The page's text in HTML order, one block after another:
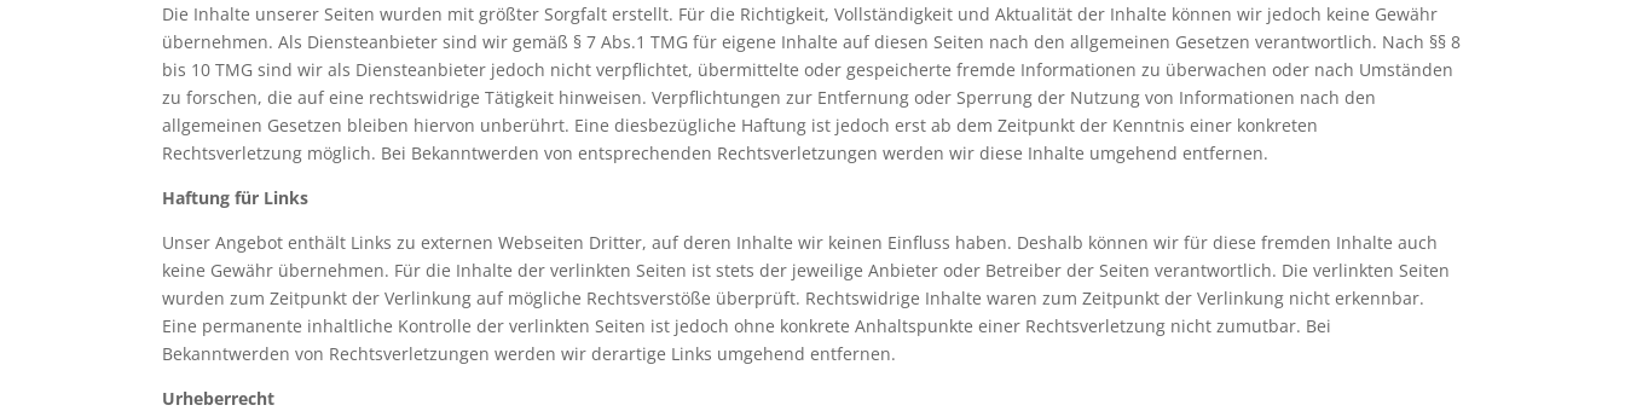
Die Inhalte unserer Seiten wurden mit größter Sorgfalt erstellt. Für die Richtigkeit, Vollständigkeit und Aktualität der Inhalte können wir jedoch keine Gewähr
übernehmen. Als Diensteanbieter sind wir gemäß § 7 Abs.1 TMG für eigene Inhalte auf diesen Seiten nach den allgemeinen Gesetzen verantwortlich. Nach §§ 8
bis 10 TMG sind wir als Diensteanbieter jedoch nicht verpflichtet, übermittelte oder gespeicherte fremde Informationen zu überwachen oder nach Umständen
zu forschen, die auf eine rechtswidrige Tätigkeit hinweisen. Verpflichtungen zur Entfernung oder Sperrung der Nutzung von Informationen nach den
allgemeinen Gesetzen bleiben hiervon unberührt. Eine diesbezügliche Haftung ist jedoch erst ab dem Zeitpunkt der Kenntnis einer konkreten
Rechtsverletzung möglich. Bei Bekanntwerden von entsprechenden Rechtsverletzungen werden wir diese Inhalte umgehend entfernen.
Haftung für Links
Unser Angebot enthält Links zu externen Webseiten Dritter, auf deren Inhalte wir keinen Einfluss haben. Deshalb können wir für diese fremden Inhalte auch
keine Gewähr übernehmen. Für die Inhalte der verlinkten Seiten ist stets der jeweilige Anbieter oder Betreiber der Seiten verantwortlich. Die verlinkten Seiten
wurden zum Zeitpunkt der Verlinkung auf mögliche Rechtsverstöße überprüft. Rechtswidrige Inhalte waren zum Zeitpunkt der Verlinkung nicht erkennbar.
Eine permanente inhaltliche Kontrolle der verlinkten Seiten ist jedoch ohne konkrete Anhaltspunkte einer Rechtsverletzung nicht zumutbar. Bei
Bekanntwerden von Rechtsverletzungen werden wir derartige Links umgehend entfernen.
Urheberrecht